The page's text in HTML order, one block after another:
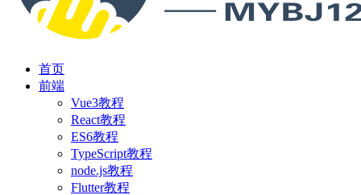
首页
前端
Vue3教程
React教程
ES6教程
TypeScript教程
node.js教程
Flutter教程